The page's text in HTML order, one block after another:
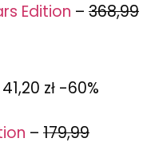
Edition – 368,99
41,20 zł -60%
– 179,99